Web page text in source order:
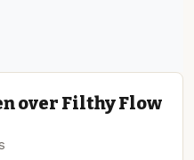
over Filthy Flow